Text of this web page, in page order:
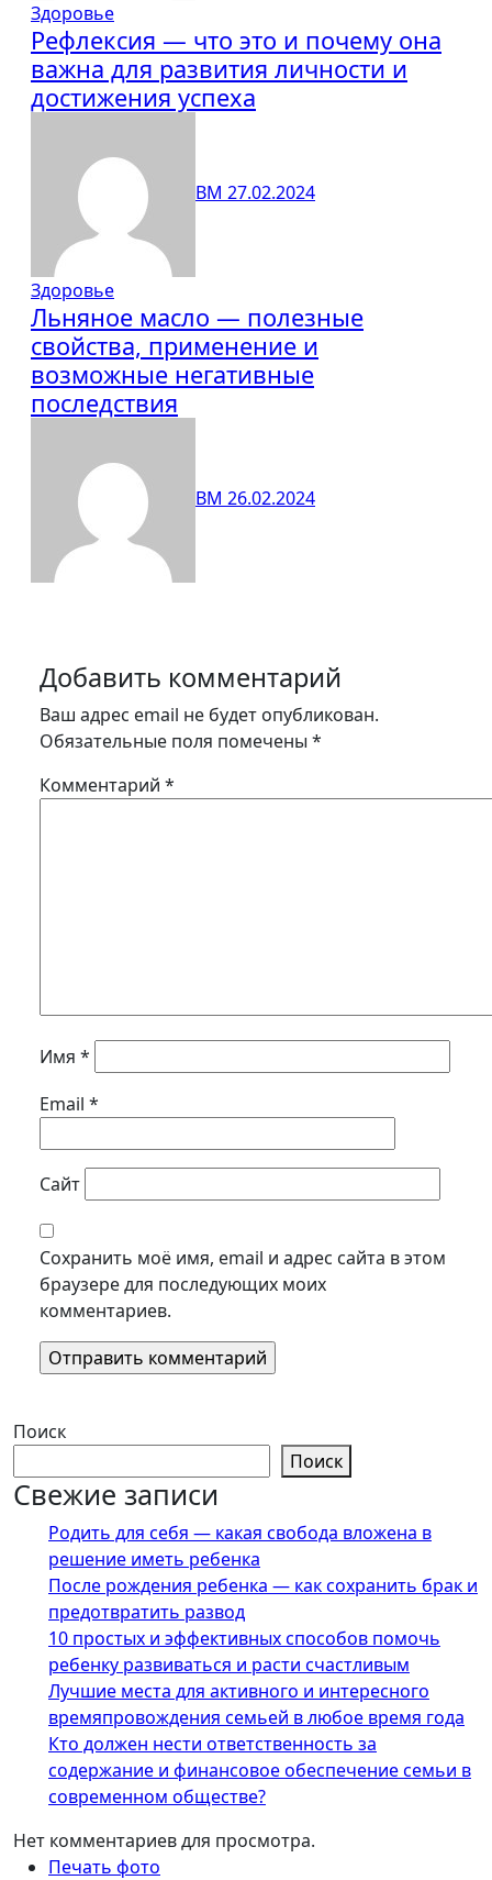
Здоровье
Рефлексия — что это и почему она
важна для развития личности и
достижения успеха
ВМ 27.02.2024
Здоровье
Льняное масло — полезные
свойства, применение и
возможные негативные
последствия
ВМ 26.02.2024
Добавить комментарий
Ваш адрес email не будет опубликован.
Обязательные поля помечены *
Комментарий *
Имя *
Email *
Сайт
Сохранить моё имя, email и адрес сайта в этом
браузере для последующих моих
комментариев.
Поиск
Поиск
Свежие записи
Родить для себя — какая свобода вложена в
решение иметь ребенка
После рождения ребенка — как сохранить брак и
предотвратить развод
10 простых и эффективных способов помочь
ребенку развиваться и расти счастливым
Лучшие места для активного и интересного
времяпровождения семьей в любое время года
Кто должен нести ответственность за
содержание и финансовое обеспечение семьи в
современном обществе?
Нет комментариев для просмотра.
Печать фото